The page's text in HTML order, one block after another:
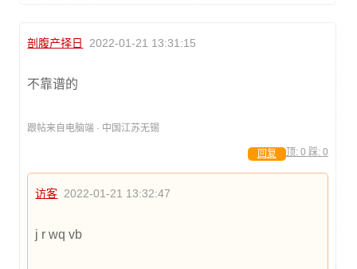
剖腹产择日 2022-01-21 13:31:15
不靠谱的
跟帖来自电脑端 · 中国江苏无锡
顶: 0 踩: 0
回复
访客 2022-01-21 13:32:47
j r wq vb